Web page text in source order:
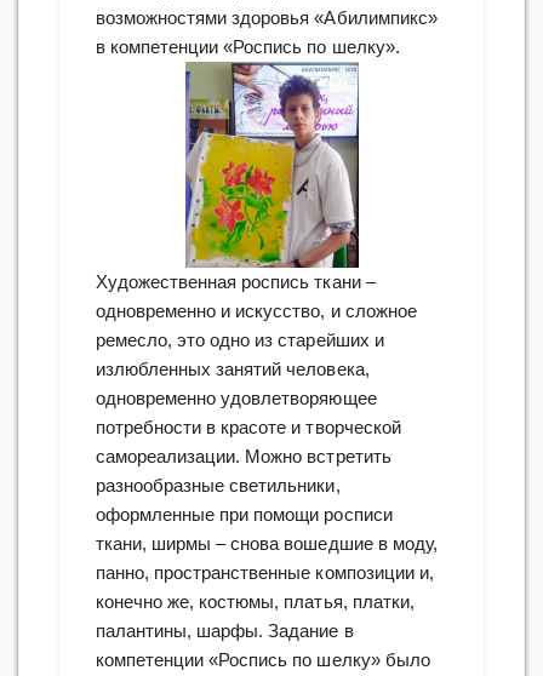
возможностями здоровья «Абилимпикс»
в компетенции «Роспись по шелку».
Художественная роспись ткани –
одновременно и искусство, и сложное
ремесло, это одно из старейших и
излюбленных занятий человека,
одновременно удовлетворяющее
потребности в красоте и творческой
самореализации. Можно встретить
разнообразные светильники,
оформленные при помощи росписи
ткани, ширмы – снова вошедшие в моду,
панно, пространственные композиции и,
конечно же, костюмы, платья, платки,
палантины, шарфы. Задание в
компетенции «Роспись по шелку» было